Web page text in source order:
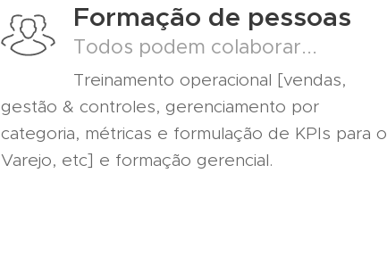
Formação de pessoas
Todos podem colaborar...
Treinamento operacional [vendas,
gestão & controles, gerenciamento por
categoria, métricas e formulação de KPIs para o
Varejo, etc] e formação gerencial.